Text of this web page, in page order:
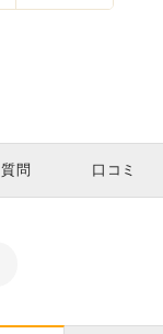
質問 口コミ